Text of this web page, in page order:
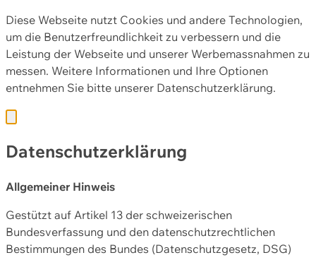
Diese Webseite nutzt Cookies und andere Technologien,
um die Benutzerfreundlichkeit zu verbessern und die
Leistung der Webseite und unserer Werbemassnahmen zu
messen. Weitere Informationen und Ihre Optionen
entnehmen Sie bitte unserer Datenschutzerklärung.
Datenschutzerklärung
Allgemeiner Hinweis
Gestützt auf Artikel 13 der schweizerischen
Bundesverfassung und den datenschutzrechtlichen
Bestimmungen des Bundes (Datenschutzgesetz, DSG)